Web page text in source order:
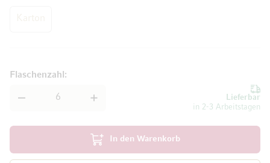
Lieferbar
in 2-3 Arbeitstagen
Flaschenzahl
In den Warenkorb